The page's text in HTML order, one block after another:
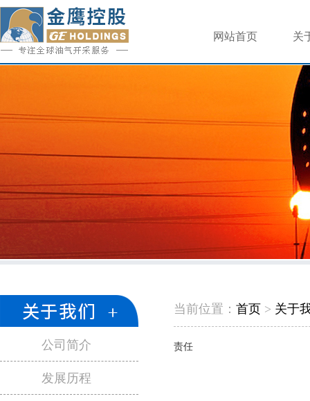
网站首页 关
当前位置： 首页 > 关于
公司简介
发展历程
责任